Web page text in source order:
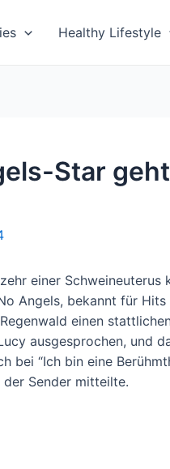
Healthy Lifestyle
Star
einer
Angels, bekannt für
einen
ausgesprochen, und
bei “Ich bin eine
der Sender mitteilte.